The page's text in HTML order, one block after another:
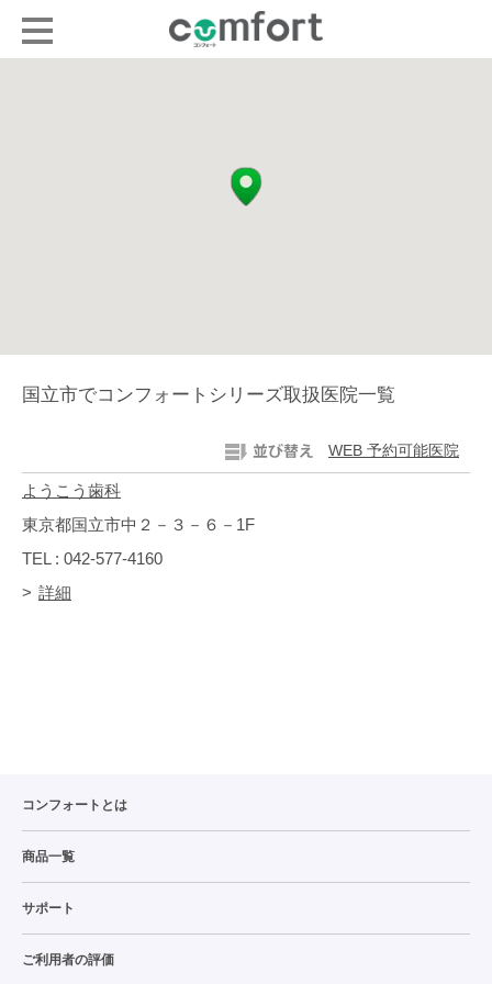
国立市でコンフォートシリーズ取扱医院一覧
WEB 予約可能医院
ようこう歯科
東京都国立市中２－３－６－1F
TEL : 042-577-4160
詳細
コンフォートとは
商品一覧
サポート
ご利用者の評価